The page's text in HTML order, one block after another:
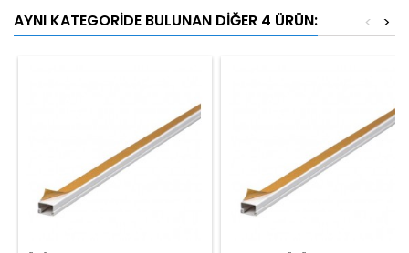
AYNI KATEGORIDE BULUNAN DIĞER 4 ÜRÜN: >
<